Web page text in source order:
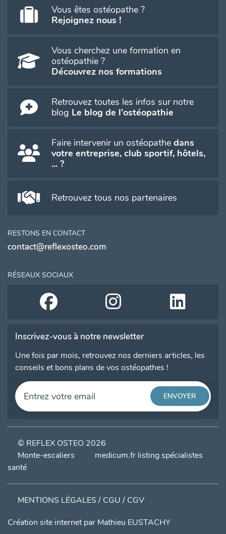
Vous êtes ostéopathe ?
Rejoignez nous !
Vous cherchez une formation en
ostéopathie ?
Découvrez nos formations
Retrouvez toutes les infos sur notre
blog Le blog de l'ostéopathie
Faire intervenir un ostéopathe dans
votre entreprise, club sportif, hôtels,
... ?
Retrouvez tous nos partenaires
RESTONS EN CONTACT
contact@reflexosteo.com
RÉSEAUX SOCIAUX
Inscrivez-vous à notre newsletter
Une fois par mois, retrouvez nos derniers articles, les
conseils et bons plans de vos ostéopathes !
© REFLEX OSTEO 2026
Monte-escaliers
medicum.fr listing spécialistes
santé
MENTIONS LÉGALES / CGU / CGV
Création site internet par Mathieu EUSTACHY